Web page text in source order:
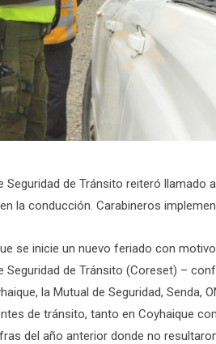
Seguridad de Tránsito reiteró
la conducción. Carabineros
se inicie un nuevo feriado con
Seguridad de Tránsito (Coreset) –
la Mutual de Seguridad, Senda,
de tránsito, tanto en Coyhaique
del año anterior donde no